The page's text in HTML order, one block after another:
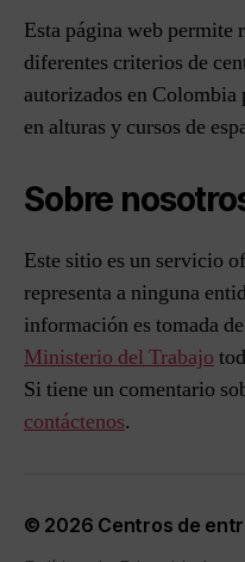
Esta página web permite
diferentes criterios de
autorizados en Colombia
en alturas y cursos de
Sobre
Este sitio es un servicio
representa a ninguna
información es tomada
Ministerio del Trabajo
Si tiene un comentario
contáctenos.
© 2026 Centros de